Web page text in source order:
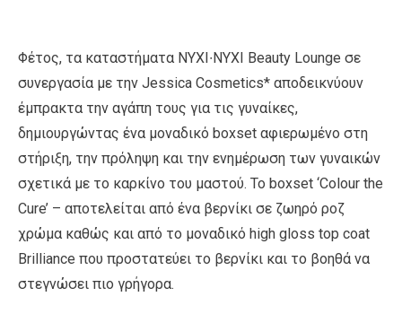
Φέτος, τα καταστήματα NYXI∙NYXI Beauty Lounge σε
συνεργασία με την Jessica Cosmetics* αποδεικνύουν
έμπρακτα την αγάπη τους για τις γυναίκες,
δημιουργώντας ένα μοναδικό boxset αφιερωμένο στη
στήριξη, την πρόληψη και την ενημέρωση των γυναικών
σχετικά με το καρκίνο του μαστού. Το boxset ‘Colour the
Cure’ – αποτελείται από ένα βερνίκι σε ζωηρό ροζ
χρώμα καθώς και από το μοναδικό high gloss top coat
Brilliance που προστατεύει το βερνίκι και το βοηθά να
στεγνώσει πιο γρήγορα.